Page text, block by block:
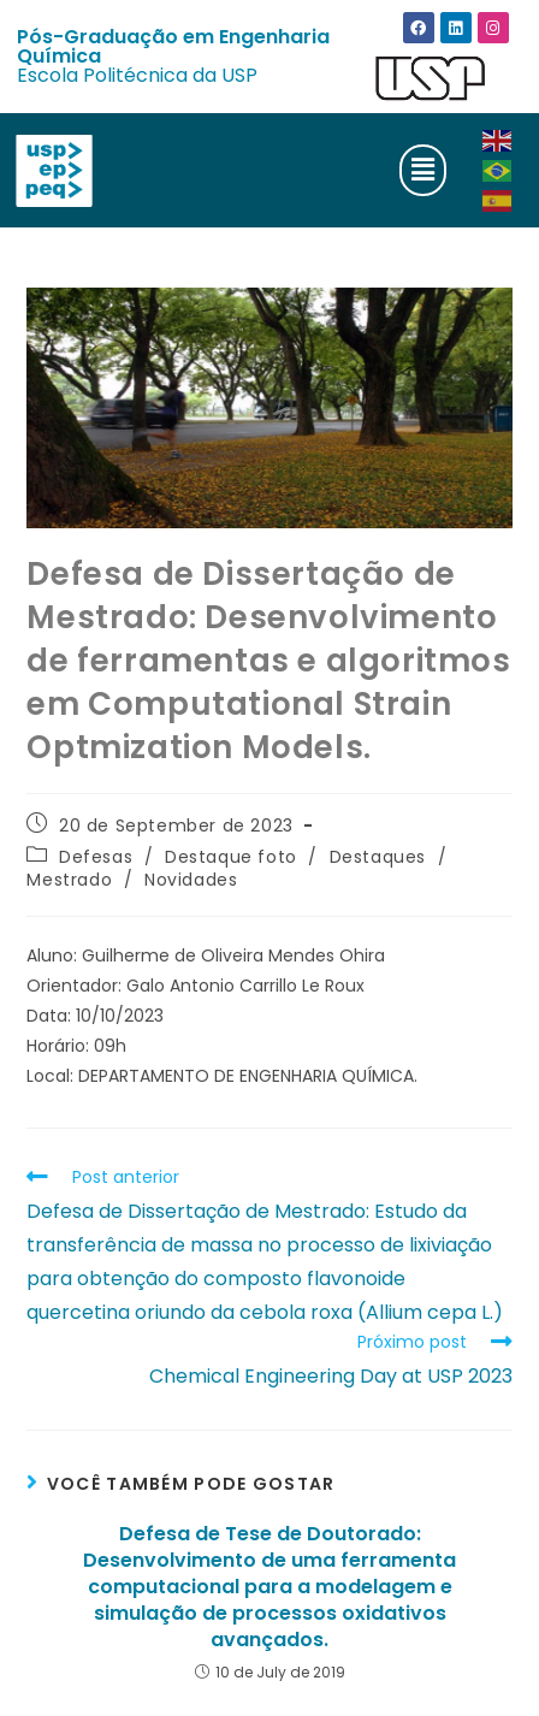
Pós-Graduação em Engenharia
Química
Escola Politécnica da USP
Defesa de Dissertação de
Mestrado: Desenvolvimento
de ferramentas e algoritmos
em Computational Strain
Optmization Models.
20 de September de 2023
Defesas / Destaque foto / Destaques
/
Mestrado / Novidades
Aluno: Guilherme de Oliveira Mendes Ohira
Orientador: Galo Antonio Carrillo Le Roux
Data: 10/10/2023
Horário: 09h
Local: DEPARTAMENTO DE ENGENHARIA QUÍMICA.
Post anterior
Defesa de Dissertação de Mestrado: Estudo da
transferência de massa no processo de lixiviação
para obtenção do composto flavonoide
quercetina oriundo da cebola roxa (Allium cepa L.)
Próximo post
Chemical Engineering Day at USP 2023
VOCÊ TAMBÉM PODE GOSTAR
Defesa de Tese de Doutorado:
Desenvolvimento de uma ferramenta
computacional para a modelagem e
simulação de processos oxidativos
avançados.
10 de July de 2019